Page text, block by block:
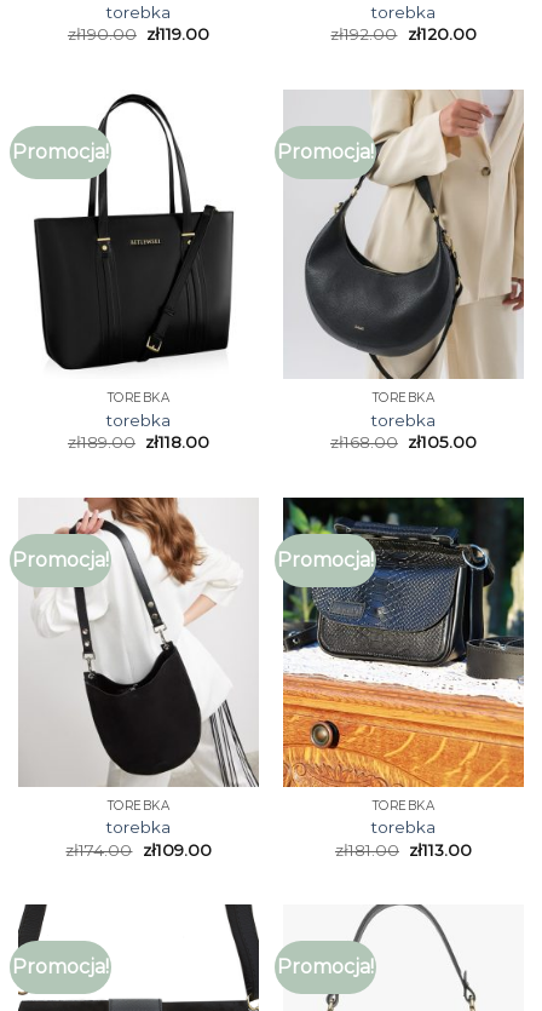
torebka
zł190.00 zł119.00
torebka
zł192.00 zł120.00
Promocja!
TOREBKA
torebka
zł189.00 zł118.00
Promocja!
TOREBKA
torebka
zł168.00 zł105.00
Promocja!
TOREBKA
torebka
zł174.00 zł109.00
Promocja!
TOREBKA
torebka
zł181.00 zł113.00
Promocja! Promocja!